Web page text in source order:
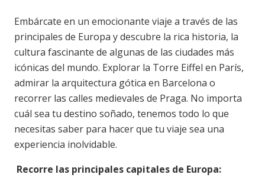
Embárcate en un emocionante viaje a través de las
principales de Europa y descubre la rica historia, la
cultura fascinante de algunas de las ciudades más
icónicas del mundo. Explorar la Torre Eiffel en París,
admirar la arquitectura gótica en Barcelona o
recorrer las calles medievales de Praga. No importa
cuál sea tu destino soñado, tenemos todo lo que
necesitas saber para hacer que tu viaje sea una
experiencia inolvidable.
Recorre las principales capitales de Europa: